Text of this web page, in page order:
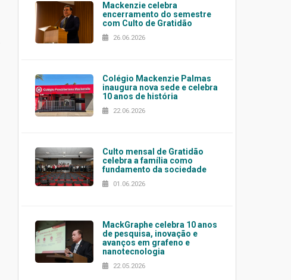
Mackenzie celebra
encerramento do semestre
com Culto de Gratidão
26.06.2026
Colégio Mackenzie Palmas
inaugura nova sede e celebra
10 anos de história
22.06.2026
Culto mensal de Gratidão
celebra a família como
fundamento da sociedade
01.06.2026
MackGraphe celebra 10 anos
de pesquisa, inovação e
avanços em grafeno e
nanotecnologia
22.05.2026